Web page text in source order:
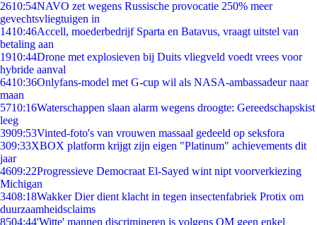
2610:54NAVO zet wegens Russische provocatie 250% meer
gevechtsvliegtuigen in
1410:46Accell, moederbedrijf Sparta en Batavus, vraagt uitstel van
betaling aan
1910:44Drone met explosieven bij Duits vliegveld voedt vrees voor
hybride aanval
6410:36Onlyfans-model met G-cup wil als NASA-ambassadeur naar
maan
5710:16Waterschappen slaan alarm wegens droogte: Gereedschapskist
leeg
3909:53Vinted-foto's van vrouwen massaal gedeeld op seksfora
309:33XBOX platform krijgt zijn eigen "Platinum" achievements dit
jaar
4609:22Progressieve Democraat El-Sayed wint nipt voorverkiezing
Michigan
3408:18Wakker Dier dient klacht in tegen insectenfabriek Protix om
duurzaamheidsclaims
8504:44'Witte' mannen discrimineren is volgens OM geen enkel